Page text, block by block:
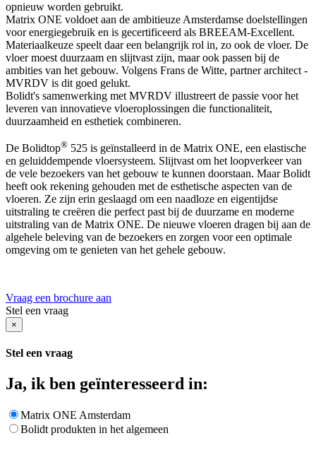
opnieuw worden gebruikt.
Matrix ONE voldoet aan de ambitieuze Amsterdamse doelstellingen
voor energiegebruik en is gecertificeerd als BREEAM-Excellent.
Materiaalkeuze speelt daar een belangrijk rol in, zo ook de vloer. De
vloer moest duurzaam en slijtvast zijn, maar ook passen bij de
ambities van het gebouw. Volgens Frans de Witte, partner architect -
MVRDV is dit goed gelukt.
Bolidt's samenwerking met MVRDV illustreert de passie voor het
leveren van innovatieve vloeroplossingen die functionaliteit,
duurzaamheid en esthetiek combineren.
De Bolidtop® 525 is geïnstalleerd in de Matrix ONE, een elastische
en geluiddempende vloersysteem. Slijtvast om het loopverkeer van
de vele bezoekers van het gebouw te kunnen doorstaan. Maar Bolidt
heeft ook rekening gehouden met de esthetische aspecten van de
vloeren. Ze zijn erin geslaagd om een naadloze en eigentijdse
uitstraling te creëren die perfect past bij de duurzame en moderne
uitstraling van de Matrix ONE. De nieuwe vloeren dragen bij aan de
algehele beleving van de bezoekers en zorgen voor een optimale
omgeving om te genieten van het gehele gebouw.
Vraag een brochure aan
Stel een vraag
×
Stel een vraag
Ja, ik ben geïnteresseerd in:
Matrix ONE Amsterdam
Bolidt produkten in het algemeen